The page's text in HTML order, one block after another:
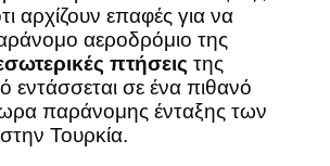
αρχίζουν επαφές για να
αεροδρόμιο της
πτήσεις της
εντάσσεται σε ένα πιθανό
παράνομης ένταξης των
Τουρκία.